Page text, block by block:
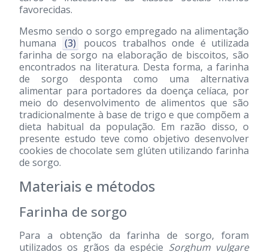
favorecidas.
Mesmo sendo o sorgo empregado na alimentação
humana
(3)
poucos trabalhos onde é utilizada
farinha de sorgo na elaboração de biscoitos, são
encontrados na literatura. Desta forma, a farinha
de sorgo desponta como uma alternativa
alimentar para portadores da doença celíaca, por
meio do desenvolvimento de alimentos que são
tradicionalmente à base de trigo e que compõem a
dieta habitual da população. Em razão disso, o
presente estudo teve como objetivo desenvolver
cookies de chocolate sem glúten utilizando farinha
de sorgo.
Materiais e métodos
Farinha de sorgo
Para a obtenção da farinha de sorgo, foram
utilizados os grãos da espécie Sorghum vulgare